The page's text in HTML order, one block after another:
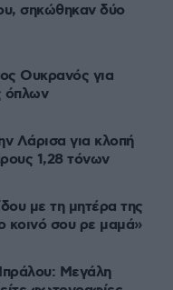
σηκώθηκαν δύο
Ουκρανός για
όπλων
Λάρισα για κλοπή
1,28 τόνων
με τη μητέρα της
κοινό σου ρε μαμά»
Μεγάλη